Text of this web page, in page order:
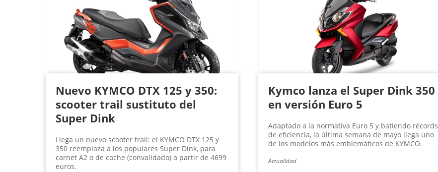
Nuevo KYMCO DTX 125 y 350:
scooter trail sustituto del
Super Dink
Llega un nuevo scooter trail: el KYMCO DTX 125 y
350 reemplaza a los populares Super Dink, para
carnet A2 o de coche (convalidado) a partir de 4699
euros.
Kymco lanza el Super Dink 350
en versión Euro 5
Adaptado a la normativa Euro 5 y batiendo récords
de eficiencia, la última semana de mayo llega uno
de los modelos más emblemáticos de KYMCO.
Actualidad